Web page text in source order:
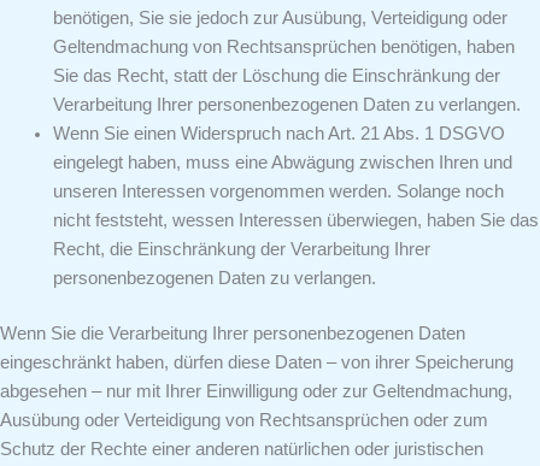
benötigen, Sie sie jedoch zur Ausübung, Verteidigung oder
Geltendmachung von Rechtsansprüchen benötigen, haben
Sie das Recht, statt der Löschung die Einschränkung der
Verarbeitung Ihrer personenbezogenen Daten zu verlangen.
Wenn Sie einen Widerspruch nach Art. 21 Abs. 1 DSGVO
eingelegt haben, muss eine Abwägung zwischen Ihren und
unseren Interessen vorgenommen werden. Solange noch
nicht feststeht, wessen Interessen überwiegen, haben Sie das
Recht, die Einschränkung der Verarbeitung Ihrer
personenbezogenen Daten zu verlangen.
Wenn Sie die Verarbeitung Ihrer personenbezogenen Daten
eingeschränkt haben, dürfen diese Daten – von ihrer Speicherung
abgesehen – nur mit Ihrer Einwilligung oder zur Geltendmachung,
Ausübung oder Verteidigung von Rechtsansprüchen oder zum
Schutz der Rechte einer anderen natürlichen oder juristischen